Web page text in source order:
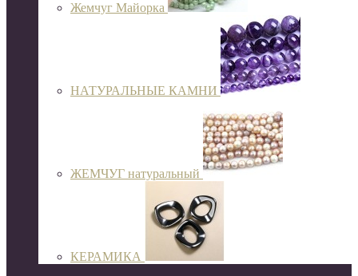
Жемчуг Майорка
НАТУРАЛЬНЫЕ КАМНИ
ЖЕМЧУГ натуральный
КЕРАМИКА